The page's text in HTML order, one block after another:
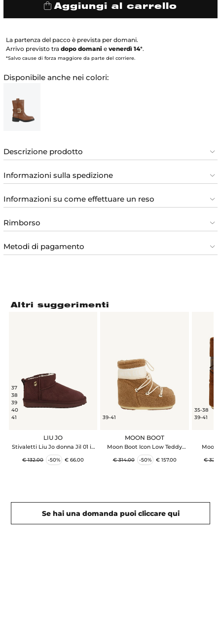
Aggiungi al carrello
La partenza del pacco è prevista per domani.
Arrivo previsto tra dopo domani e venerdì 14*.
*Salvo cause di forza maggiore da parte del corriere.
Disponibile anche nei colori:
Descrizione prodotto
Informazioni sulla spedizione
Informazioni su come effettuare un reso
Rimborso
Metodi di pagamento
Altri suggerimenti
37
38
39
40
41
LIU JO
Stivaletti Liu Jo donna Jil 01 in
suede viola amarone
€ 132.00 -50% € 66.00
39-41
MOON BOOT
Moon Boot Icon Low Teddy
unisex cammello
€ 314.00 -50% € 157.00
35-38
39-41
Moon
€
Se hai una domanda puoi cliccare qui